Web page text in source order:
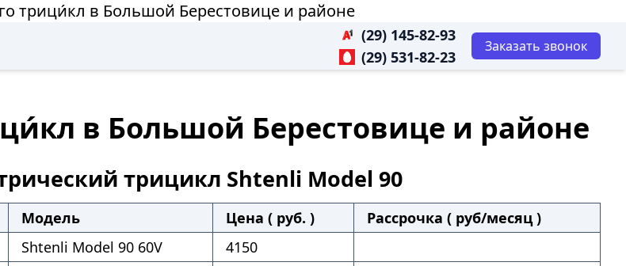
трици́кл в Большой Берестовице и районе
(29) 145-82-93
(29) 531-82-23
Заказать звонок
в Большой Берестовице и районе
трицикл Shtenli Model 90
Модель Цена ( руб. )
Рассрочка ( руб/месяц )
Shtenli Model 90 60V
4150